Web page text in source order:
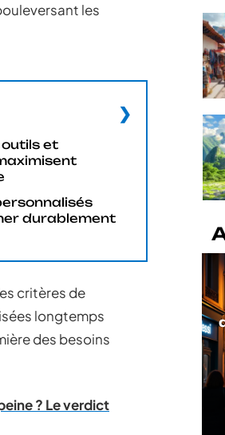
les
et
durablement
critères de
longtemps
des besoins
? Le verdict